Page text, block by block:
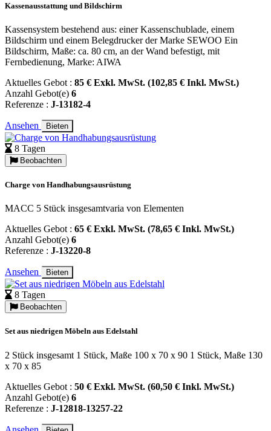
Kassenausstattung und Bildschirm
Kassensystem bestehend aus: einer Kassenschublade, einem
Bildschirm und einem Belegdrucker der Marke SEWOO Ein
Bildschirm, Maße: ca. 80 cm, an der Wand befestigt, mit
Fernbedienung, Marke: AIWA
Aktuelles Gebot : 85 € Exkl. MwSt. (102,85 € Inkl. MwSt.)
Anzahl Gebot(e) 6
Referenze : J-13182-4
Ansehen Bieten
8 Tagen
Beobachten
Charge von Handhabungsausrüstung
MACC 5 Stück insgesamtvaria von Elementen
Aktuelles Gebot : 65 € Exkl. MwSt. (78,65 € Inkl. MwSt.)
Anzahl Gebot(e) 6
Referenze : J-13220-8
Ansehen Bieten
8 Tagen
Beobachten
Set aus niedrigen Möbeln aus Edelstahl
2 Stück insgesamt 1 Stück, Maße 100 x 70 x 90 1 Stück, Maße 130
x 70 x 85
Aktuelles Gebot : 50 € Exkl. MwSt. (60,50 € Inkl. MwSt.)
Anzahl Gebot(e) 6
Referenze : J-12818-13257-22